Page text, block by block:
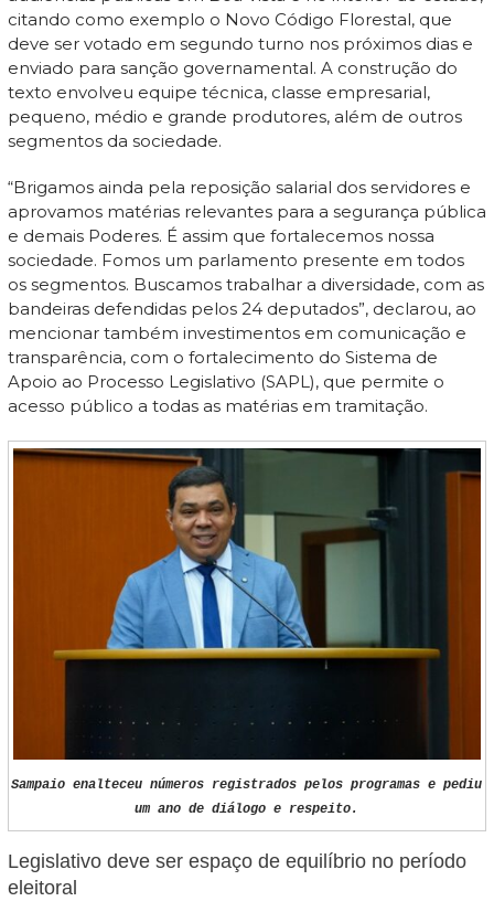
citando como exemplo o Novo Código Florestal, que
deve ser votado em segundo turno nos próximos dias e
enviado para sanção governamental. A construção do
texto envolveu equipe técnica, classe empresarial,
pequeno, médio e grande produtores, além de outros
segmentos da sociedade.
“Brigamos ainda pela reposição salarial dos servidores e
aprovamos matérias relevantes para a segurança pública
e demais Poderes. É assim que fortalecemos nossa
sociedade. Fomos um parlamento presente em todos
os segmentos. Buscamos trabalhar a diversidade, com as
bandeiras defendidas pelos 24 deputados”, declarou, ao
mencionar também investimentos em comunicação e
transparência, com o fortalecimento do Sistema de
Apoio ao Processo Legislativo (SAPL), que permite o
acesso público a todas as matérias em tramitação.
Sampaio enalteceu números registrados pelos programas e pediu
um ano de diálogo e respeito.
Legislativo deve ser espaço de equilíbrio no período
eleitoral